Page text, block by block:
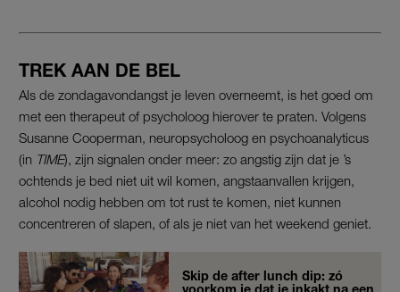
TREK AAN DE BEL
Als de zondagavondangst je leven overneemt, is het goed om
met een therapeut of psycholoog hierover te praten. Volgens
Susanne Cooperman, neuropsycholoog en psychoanalyticus
(in TIME), zijn signalen onder meer: zo angstig zijn dat je ’s
ochtends je bed niet uit wil komen, angstaanvallen krijgen,
alcohol nodig hebben om tot rust te komen, niet kunnen
concentreren of slapen, of als je niet van het weekend geniet.
Skip de after lunch dip: zó
voorkom je dat je inkakt na een